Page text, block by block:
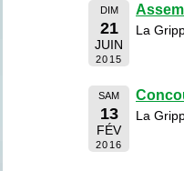
DIM
21
JUIN
2015
La
SAM
13
FÉV
2016
La